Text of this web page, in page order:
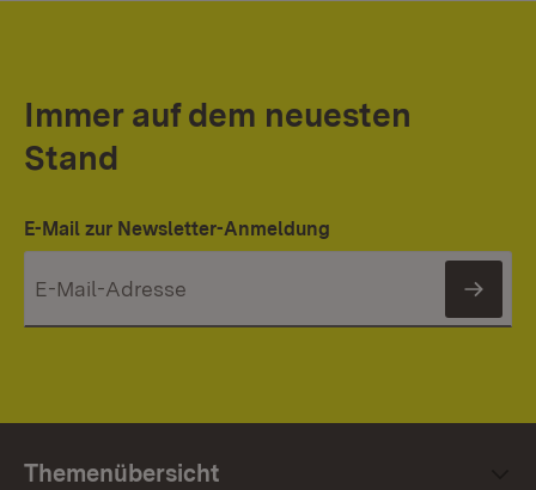
Immer auf dem neuesten
Stand
E-Mail zur Newsletter-Anmeldung
Themenübersicht